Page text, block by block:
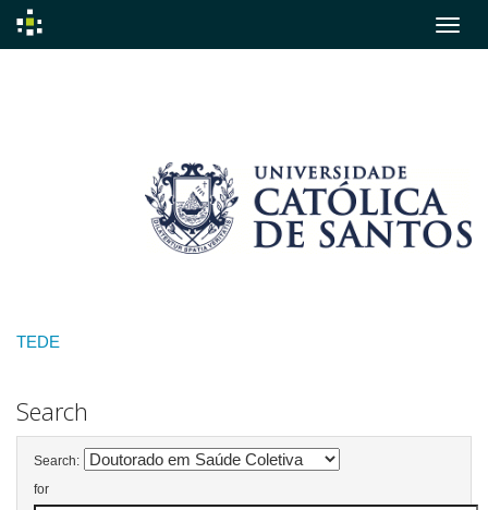
TEDE
Search
Search:
for